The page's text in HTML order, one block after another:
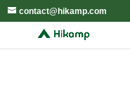
contact@hikamp.com